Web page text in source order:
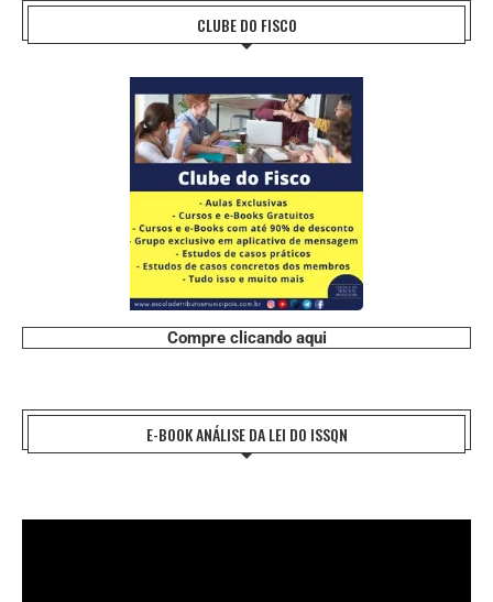
CLUBE DO FISCO
Compre clicando aqui
E-BOOK ANÁLISE DA LEI DO ISSQN